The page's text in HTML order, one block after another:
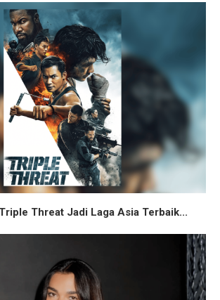
Threat Jadi Laga Asia Terbaik...